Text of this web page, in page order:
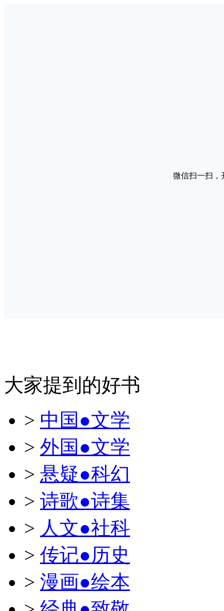
微信扫一扫，
大家提到的好书
> 中国●文学
> 外国●文学
> 悬疑●科幻
> 诗歌●诗集
> 人文●社科
> 传记●历史
> 漫画●绘本